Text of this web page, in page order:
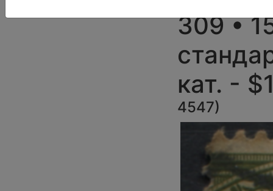
309 •
кат. -
4547)